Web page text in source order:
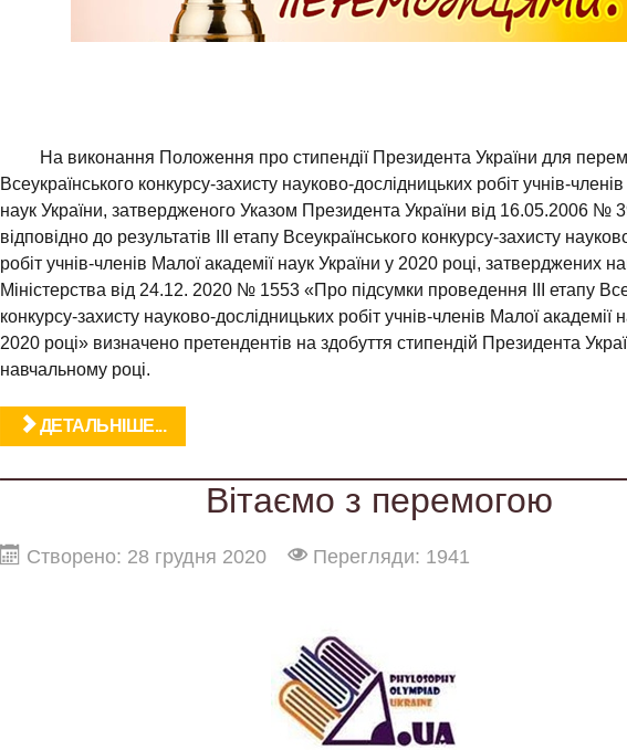
На виконання Положення про стипендії Президента України для
Всеукраїнського конкурсу-захисту науково-дослідницьких робіт учнів-
наук України, затвердженого Указом Президента України від 16.05.2006 №
відповідно до результатів III етапу Всеукраїнського конкурсу-захисту
робіт учнів-членів Малої академії наук України у 2020 році, затверджених
Міністерства від 24.12. 2020 № 1553 «Про підсумки проведення III етапу
конкурсу-захисту науково-дослідницьких робіт учнів-членів Малої академії
2020 році» визначено претендентів на здобуття стипендій Президента
навчальному році.
ДЕТАЛЬНІШЕ...
Вітаємо з перемогою
Створено: 28 грудня 2020 Перегляди: 1941